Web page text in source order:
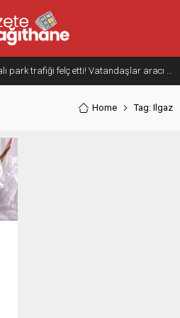
Home Tag: Ilgaz